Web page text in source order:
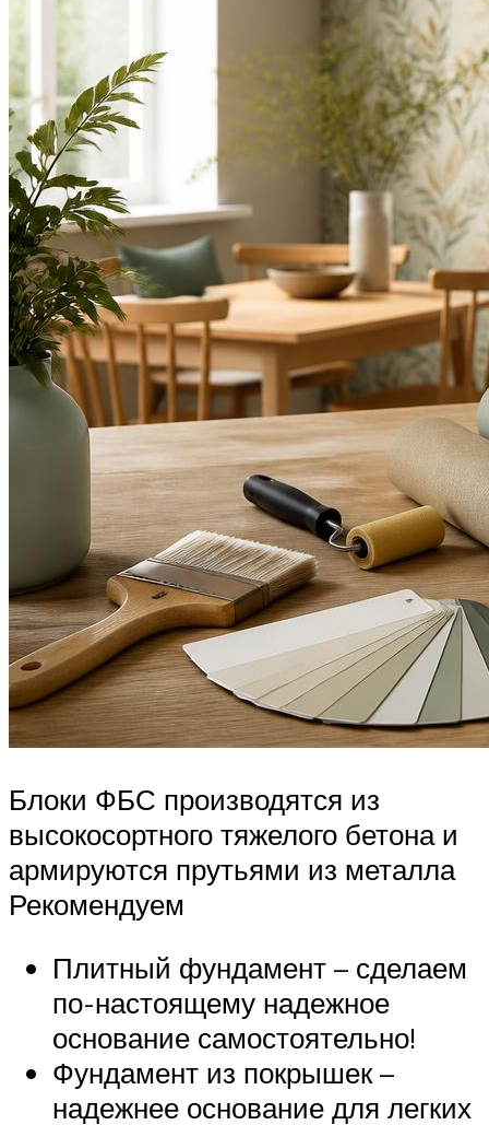
Блоки ФБС производятся из
высокосортного тяжелого бетона и
армируются прутьями из металла
Рекомендуем
Плитный фундамент – сделаем
по-настоящему надежное
основание самостоятельно!
Фундамент из покрышек –
надежнее основание для легких